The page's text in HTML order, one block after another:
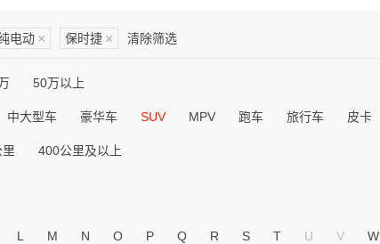
电动 × 保时捷 × 清除筛选
50万以上
中大型车 豪华车 SUV MPV 跑车 旅行车 皮卡
400公里及以上
L M N O P Q R S T U V W